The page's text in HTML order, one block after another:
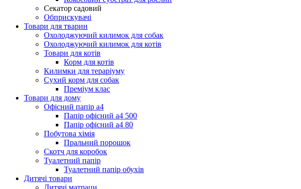
Секатор садовий
Обприскувачі
Товари для тварин
Охолоджуючий килимок для собак
Охолоджуючий килимок для котів
Товари для котів
Корм для котів
Килимки для тераріуму
Сухий корм для собак
Преміум клас
Товари для дому
Офісний папір а4
Папір офісний а4 500
Папір офісний а4 80
Побутова хімія
Пральний порошок
Скотч для коробок
Туалетний папір
Туалетний папір обухів
Дитячі товари
Дитячі матраци